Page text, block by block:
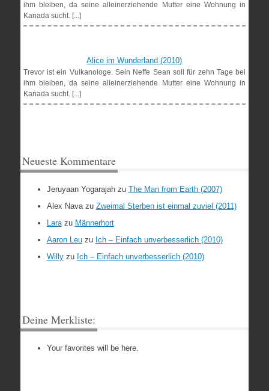
ihm bleiben, da seine alleinerziehende Mutter eine Wohnung in
Kanada sucht. [...]
Alice im Wunderland (2010)
Trevor ist ein Vulkanologe. Sein Neffe Sean soll für zehn Tage bei
ihm bleiben, da seine alleinerziehende Mutter eine Wohnung in
Kanada sucht. [...]
Neueste Kommentare
Jeruyaan Yogarajahzu The Man from Earth (2007)
Alex Navazu Zweimal Sterben ist einmal zuviel (2011)
Larazu Männerhort
Aaron Leuzu Ich – Einfach unverbesserlich (2010)
Willyzu Ich – Einfach unverbesserlich (2010)
Deine Merkliste:
Your favorites will be here.